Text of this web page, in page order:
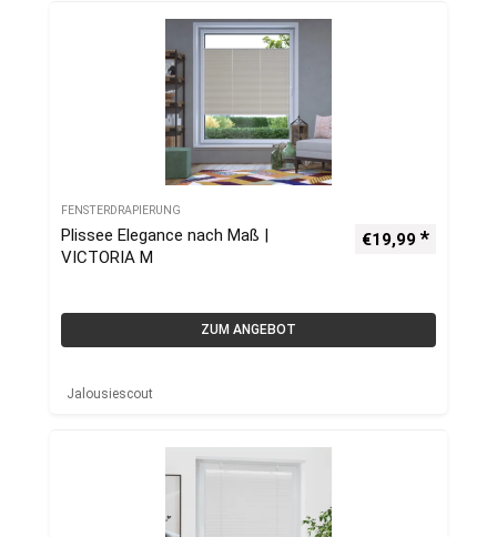
FENSTERDRAPIERUNG
Plissee Elegance nach Maß |
VICTORIA M
€19,99
ZUM ANGEBOT
Jalousiescout